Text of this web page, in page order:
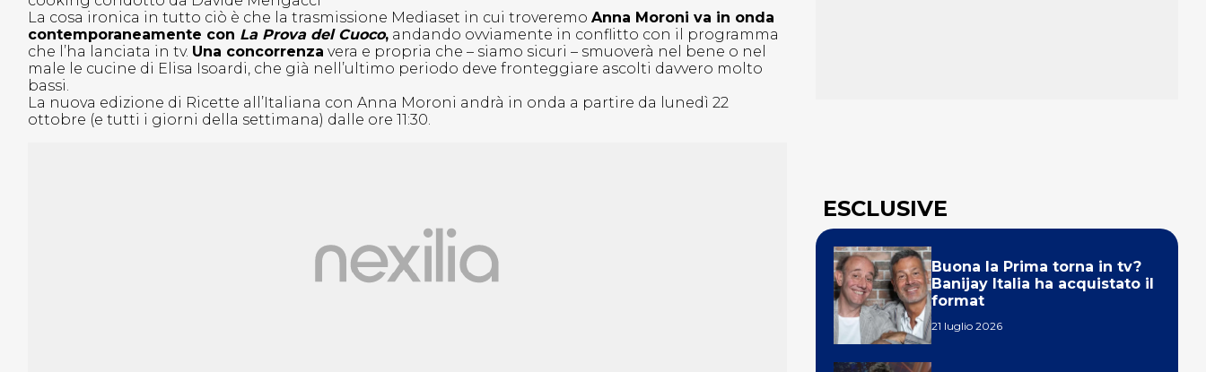
La cosa ironica in tutto ciò è che la trasmissione Mediaset in cui troveremo Anna Moroni va in onda
contemporaneamente con La Prova del Cuoco, andando ovviamente in conflitto con il programma
che l’ha lanciata in tv. Una concorrenza vera e propria che – siamo sicuri – smuoverà nel bene o nel
male le cucine di Elisa Isoardi, che già nell’ultimo periodo deve fronteggiare ascolti davvero molto
bassi.
La nuova edizione di Ricette all’Italiana con Anna Moroni andrà in onda a partire da lunedì 22
ottobre (e tutti i giorni della settimana) dalle ore 11:30.
ESCLUSIVE
Buona la Prima torna in tv?
Banijay Italia ha acquistato il
format
21 luglio 2026